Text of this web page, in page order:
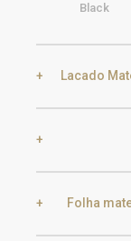
Black
Lacado
Folha